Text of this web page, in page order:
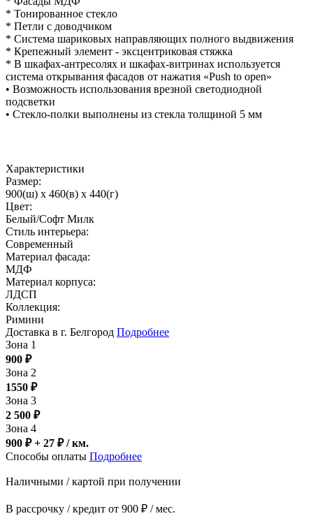
* Тонированное стекло
* Петли с доводчиком
* Система шариковых направляющих полного выдвижения
* Крепежный элемент - эксцентриковая стяжка
* В шкафах-антресолях и шкафах-витринах используется
система открывания фасадов от нажатия «Push to open»
• Возможность использования врезной светодиодной
подсветки
• Стекло-полки выполнены из стекла толщиной 5 мм
Характеристики
Размер:
900(ш) x 460(в) x 440(г)
Цвет:
Белый/Софт Милк
Стиль интерьера:
Современный
Материал фасада:
МДФ
Материал корпуса:
ЛДСП
Коллекция:
Римини
Доставка в г. Белгород Подробнее
Зона 1
900 ₽
Зона 2
1550 ₽
Зона 3
2 500 ₽
Зона 4
900 ₽ + 27 ₽/ км.
Способы оплаты Подробнее
Наличными / картой при получении
В рассрочку / кредит от 900 ₽ / мес.